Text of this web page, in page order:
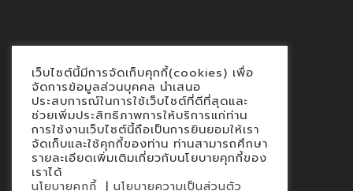
Contact
นโยบายคุกกี้
นโยบายข้อมูลส่วนบุคคล
เว็บไซต์นี้มีการจัดเก็บคุกกี้(cookies) เพื่อ
จัดการข้อมูลส่วนบุคคล นำเสนอ
ประสบการณ์ในการใช้เว็บไซต์ที่ดีที่สุดและ
ช่วยเพิ่มประสิทธิภาพการให้บริการแก่ท่าน
การใช้งานเว็บไซต์นี้ถือเป็นการยินยอมให้เรา
จัดเก็บและใช้คุกกี้ของท่าน ท่านสามารถศึกษา
รายละเอียดเพิ่มเติมเกี่ยวกับนโยบายคุกกี้ของ
เราได้
นโยบายคุกกี้ | นโยบายความเป็นส่วนตัว